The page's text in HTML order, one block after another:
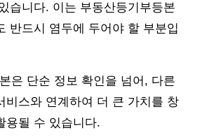
습니다. 이는 부동산등기부등본
반드시 염두에 두어야 할 부분입
은 단순 정보 확인을 넘어, 다른
비스와 연계하여 더 큰 가치를 창
용될 수 있습니다.